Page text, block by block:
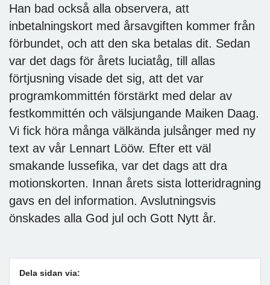
Han bad också alla observera, att
inbetalningskort med årsavgiften kommer från
förbundet, och att den ska betalas dit. Sedan
var det dags för årets luciatåg, till allas
förtjusning visade det sig, att det var
programkommittén förstärkt med delar av
festkommittén och välsjungande Maiken Daag.
Vi fick höra många välkända julsånger med ny
text av vår Lennart Lööw. Efter ett väl
smakande lussefika, var det dags att dra
motionskorten. Innan årets sista lotteridragning
gavs en del information. Avslutningsvis
önskades alla God jul och Gott Nytt år.
Dela sidan via: